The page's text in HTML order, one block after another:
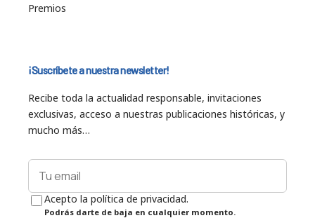
Premios
¡Suscríbete a nuestra newsletter!
Recibe toda la actualidad responsable, invitaciones
exclusivas, acceso a nuestras publicaciones históricas, y
mucho más…
Acepto la política de privacidad.
Podrás darte de baja en cualquier momento.